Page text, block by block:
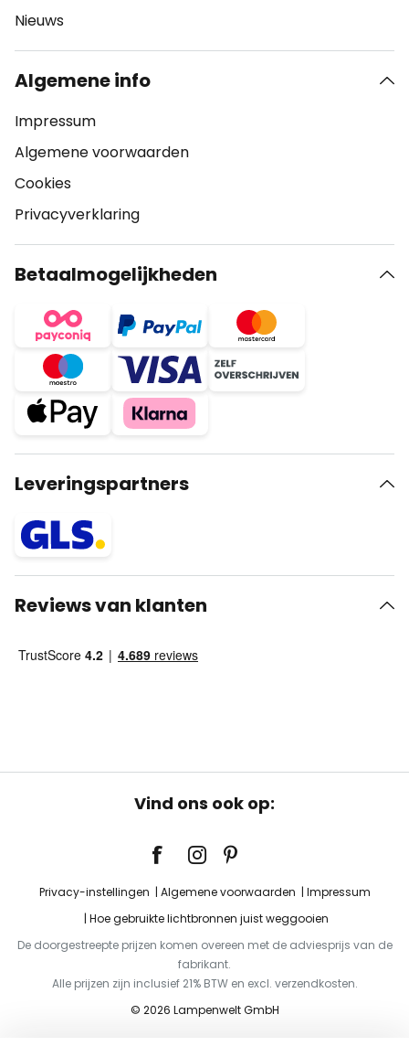
Nieuws
Algemene info
Impressum
Algemene voorwaarden
Cookies
Privacyverklaring
Betaalmogelijkheden
Leveringspartners
Reviews van klanten
Vind ons ook op:
Privacy-instellingen Algemene voorwaarden
Impressum
Hoe gebruikte lichtbronnen juist weggooien
De doorgestreepte prijzen komen overeen met de adviesprijs van de
fabrikant.
Alle prijzen zijn inclusief 21% BTW en excl. verzendkosten.
© 2026 Lampenwelt GmbH